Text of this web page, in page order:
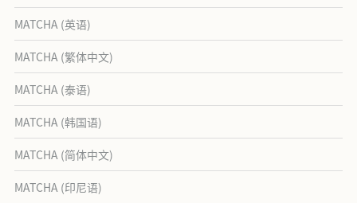
MATCHA (英语)
MATCHA (繁体中文)
MATCHA (泰语)
MATCHA (韩国语)
MATCHA (简体中文)
MATCHA (印尼语)